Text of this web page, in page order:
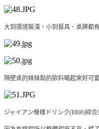
大到環境裝潢，小到餐具、桌牌都
隔壁桌的妹妹點的飲料喝起來好可愛
ジャイアン俺様ドリンク(¥800)綜